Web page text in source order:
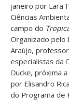
janeiro por Lara
Ciências
campo do
Organizado pelo
Araújo,
especialistas da
Ducke, próxima
por Elisandro
do Programa de